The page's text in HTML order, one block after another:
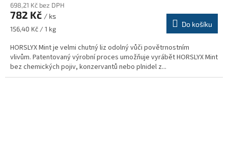
698,21 Kč bez DPH
782 Kč / ks
Měrná
156,40 Kč / 1 kg
Do košíku
HORSLYX Mint je velmi chutný liz odolný vůči povětrnostním
vlivům. Patentovaný výrobní proces umožňuje vyrábět HORSLYX Mint
bez chemických pojiv, konzervantů nebo plnidel z...